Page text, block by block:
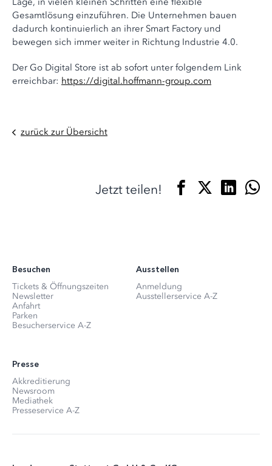
Gesamtlösung einzuführen. Die Unternehmen bauen
dadurch kontinuierlich an ihrer Smart Factory und
bewegen sich immer weiter in Richtung Industrie 4.0.
Der Go Digital Store ist ab sofort unter folgendem Link
erreichbar: https://digital.hoffmann-group.com
zurück zur Übersicht
Jetzt teilen!
Besuchen
Tickets & Öffnungszeiten
Newsletter
Anfahrt
Parken
Besucherservice A-Z
Ausstellen
Anmeldung
Ausstellerservice A-Z
Presse
Akkreditierung
Newsroom
Mediathek
Presseservice A-Z